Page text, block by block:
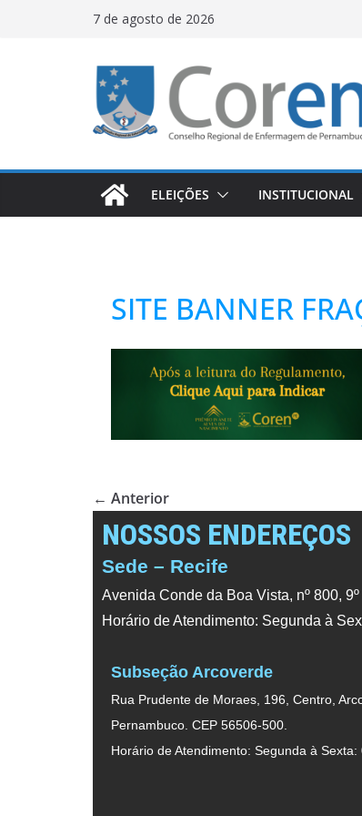
7 de agosto de 2026
ELEIÇÕES INSTITUCIONAL
SITE BANNER
← Anterior
NOSSOS ENDEREÇOS
Sede – Recife
Avenida Conde da Boa Vista, nº 800,
Horário de Atendimento: Segunda à
Subseção Arcoverde
Rua Prudente de Moraes, 196, Centro,
Pernambuco. CEP 56506-500.
Horário de Atendimento: Segunda à Sexta: